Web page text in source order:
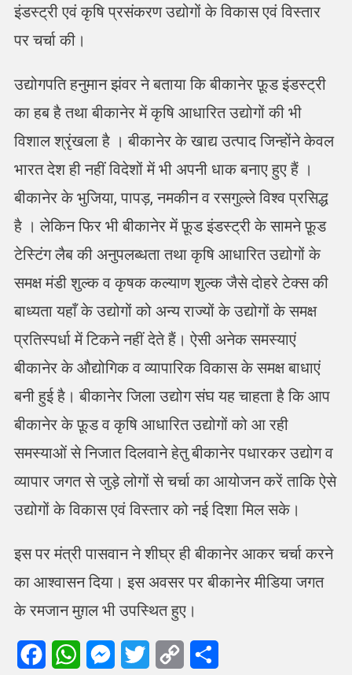
इंडस्ट्री एवं कृषि प्रसंकरण उद्योगों के विकास एवं विस्तार
पर चर्चा की।
उद्योगपति हनुमान झंवर ने बताया कि बीकानेर फ़ूड इंडस्ट्री
का हब है तथा बीकानेर में कृषि आधारित उद्योगों की भी
विशाल श्रृंखला है । बीकानेर के खाद्य उत्पाद जिन्होंने केवल
भारत देश ही नहीं विदेशों में भी अपनी धाक बनाए हुए हैं ।
बीकानेर के भुजिया, पापड़, नमकीन व रसगुल्ले विश्व प्रसिद्ध
है । लेकिन फिर भी बीकानेर में फ़ूड इंडस्ट्री के सामने फ़ूड
टेस्टिंग लैब की अनुपलब्धता तथा कृषि आधारित उद्योगों के
समक्ष मंडी शुल्क व कृषक कल्याण शुल्क जैसे दोहरे टेक्स की
बाध्यता यहाँ के उद्योगों को अन्य राज्यों के उद्योगों के समक्ष
प्रतिस्पर्धा में टिकने नहीं देते हैं। ऐसी अनेक समस्याएं
बीकानेर के औद्योगिक व व्यापारिक विकास के समक्ष बाधाएं
बनी हुई है। बीकानेर जिला उद्योग संघ यह चाहता है कि आप
बीकानेर के फ़ूड व कृषि आधारित उद्योगों को आ रही
समस्याओं से निजात दिलवाने हेतु बीकानेर पधारकर उद्योग व
व्यापार जगत से जुड़े लोगों से चर्चा का आयोजन करें ताकि ऐसे
उद्योगों के विकास एवं विस्तार को नई दिशा मिल सके।
इस पर मंत्री पासवान ने शीघ्र ही बीकानेर आकर चर्चा करने
का आश्वासन दिया। इस अवसर पर बीकानेर मीडिया जगत
के रमजान मुग़ल भी उपस्थित हुए।
FacebookWhatsAppMessenger
Twitter
Copy